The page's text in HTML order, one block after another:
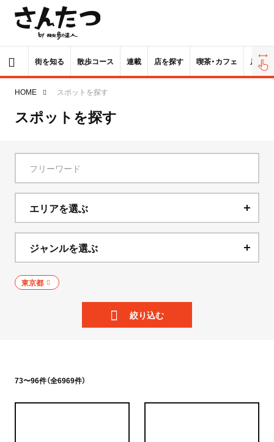
街を知る 散歩コース 連載 店を探す 喫茶・カフェ 居酒屋
HOME スポットを探す
スポットを探す
エリアを選ぶ
北海道
青森県
岩手県
山形県
福島県
ジャンルを選ぶ
ニュース
喫茶・カフェ
東京都
絞り込む
73〜96件（全6969件）